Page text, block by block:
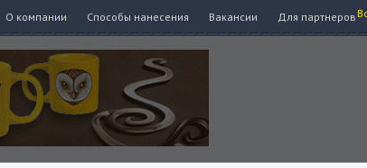
О компании Способы нанесения Вакансии Для партнеров